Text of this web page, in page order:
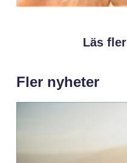
Läs
Fler nyheter